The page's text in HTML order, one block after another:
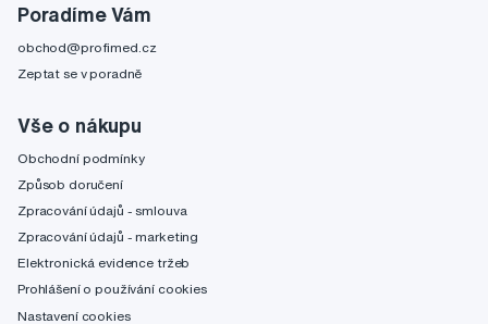
Poradíme Vám
obchod@profimed.cz
Zeptat se v poradně
Vše o nákupu
Obchodní podmínky
Způsob doručení
Zpracování údajů - smlouva
Zpracování údajů - marketing
Elektronická evidence tržeb
Prohlášení o používání cookies
Nastavení cookies